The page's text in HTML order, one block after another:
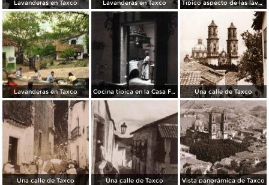
Lavanderas en Taxco Lavanderas en Taxco Típico aspecto de las lavanderas
Lavanderas en Taxco Cocina típica en la Casa Figueroa Una calle de Taxco
Una calle de Taxco Una calle de Taxco Vista panorámica de Taxco